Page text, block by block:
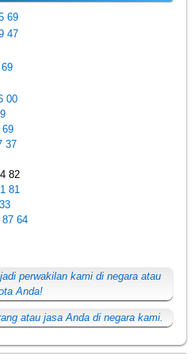
69
47
00
69
37
82
81
87 64
perwakilan kami di negara atau
Anda!
atau jasa Anda di negara kami.